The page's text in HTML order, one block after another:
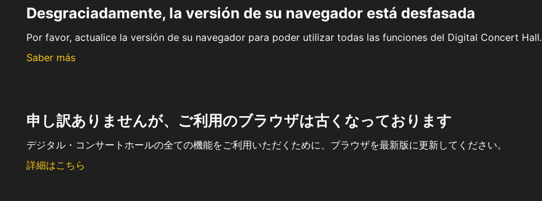
Desgraciadamente, la versión de su navegador está desfasada
Por favor, actualice la versión de su navegador para poder utilizar todas las funciones del Digital Concert Hall.
Saber más
申し訳ありませんが、ご利用のブラウザは古くなっております
デジタル・コンサートホールの全ての機能をご利用いただくために、ブラウザを最新版に更新してください。
詳細はこちら